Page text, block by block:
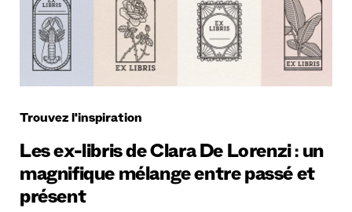
Trouvez l'inspiration
Les ex-libris de Clara De Lorenzi : un
magnifique mélange entre passé et
présent